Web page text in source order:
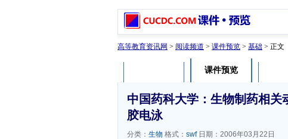
高等教育资讯网 > 阅读频道 > 课件预览 > 基础 > 正文
课件预览
中国药科大学：生物制药相
胶电泳
分类： 生物 格式： swf日期：2006年03月22日